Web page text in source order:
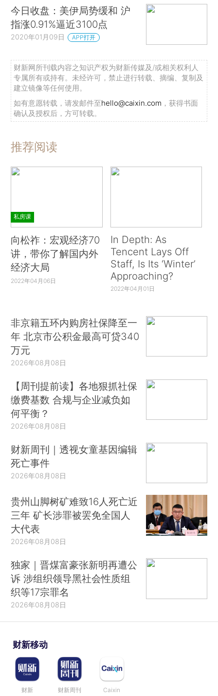
今日收盘：美伊局势缓和 沪
指涨0.91%逼近3100点
2020年01月09日 APP打开
财新网所刊载内容之知识产权为财新传媒及/或相关权利人
专属所有或持有。未经许可，禁止进行转载、摘编、复制及
建立镜像等任何使用。
如有意愿转载，请发邮件至hello@caixin.com ，获得书面
确认及授权后，方可转载。
推荐阅读
私房课
向松祚：宏观经济70
讲，带你了解国内外
经济大局
2022年04月06日
In Depth: As
Tencent Lays Off
Staff, Is Its ‘Winter’
Approaching?
2022年04月01日
非京籍五环内购房社保降至一
年 北京市公积金最高可贷340
万元
2026年08月08日
【周刊提前读】各地狠抓社保
缴费基数 合规与企业减负如
何平衡？
2026年08月08日
财新周刊｜透视女童基因编辑
死亡事件
2026年08月08日
贵州山脚树矿难致16人死亡近
三年 矿长涉罪被罢免全国人
大代表
2026年08月08日
独家｜晋煤富豪张新明再遭公
诉 涉组织领导黑社会性质组
织等17宗罪名
2026年08月08日
财新移动
财新 财新周刊 Caixin